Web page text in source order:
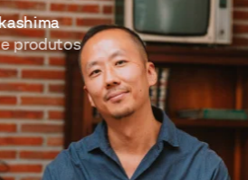
Elena Ruiz
Gestor de projectos